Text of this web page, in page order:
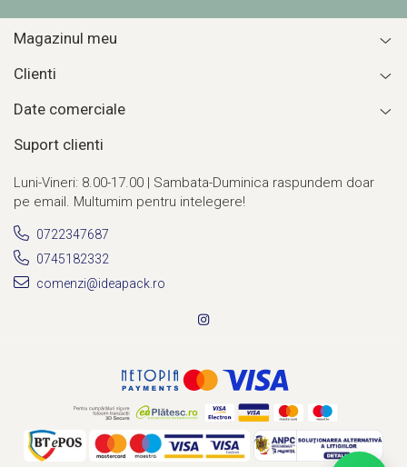
Magazinul meu
Clienti
Date comerciale
Suport clienti
Luni-Vineri: 8.00-17.00 | Sambata-Duminica raspundem doar
pe email. Multumim pentru intelegere!
0722347687
0745182332
comenzi@ideapack.ro